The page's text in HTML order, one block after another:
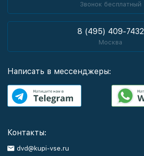
Звонок бесплатный
8 (495) 409-7432
Москва
Написать в мессенджеры:
Контакты:
dvd@kupi-vse.ru